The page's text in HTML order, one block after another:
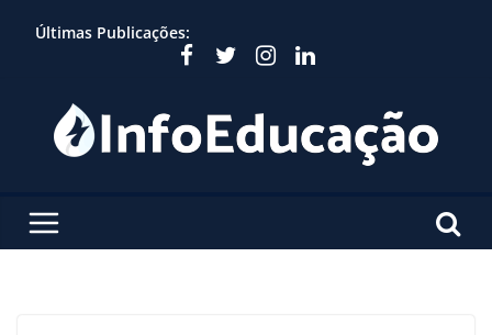
Últimas Publicações: